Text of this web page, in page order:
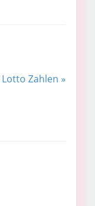
Lotto Zahlen »